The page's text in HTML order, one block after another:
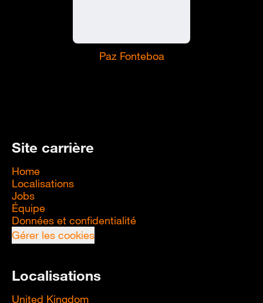
Paz Fonteboa
Site carrière
Home
Localisations
Jobs
Équipe
Données et confidentialité
Gérer les cookies
Localisations
United Kingdom